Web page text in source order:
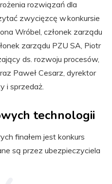
rozwiązań dla
zwycięzcę w konkursie
Wróbel, członek zarządu
zarządu PZU SA, Piotr
ds. rozwoju procesów,
Paweł Cesarz, dyrektor
i sprzedaż.
technologii
finałem jest konkurs
są przez ubezpieczyciela